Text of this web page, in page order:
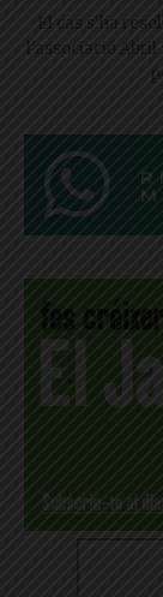
El cas s'ha
l'associació Abril